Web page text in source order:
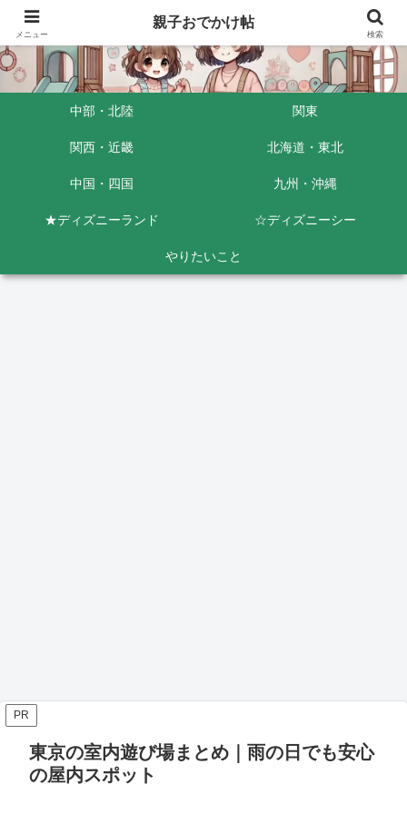
中部・北陸 関東
関西・近畿 北海道・東北
中国・四国 九州・沖縄
★ディズニーランド ☆ディズニーシー
やりたいこと
PR
東京の室内遊び場まとめ｜雨の日でも安心
の屋内スポット
メニュー
親子おでかけ帖
検索